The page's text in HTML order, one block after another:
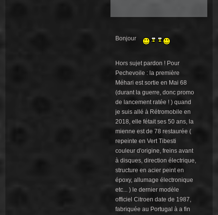
Bonjour
Hors sujet pardon ! Pour
Pechevoile : la première
Méhari est sortie en Mai 68
(durant la guerre, donc promo
de lancement ratée ! ) quand
je suis allé à Rétromobile en
2018, elle fétait ses 50 ans, la
mienne est de 78 restaurée (
repeinte en Vert Tibesti
couleur d'origine, freins avant
à disques, direction électrique,
structure en acier peint en
époxy, allumage électronique
etc... ) le dernier modèle
officiel Citroen date de 1987,
fabriquée au Portugal à a fin